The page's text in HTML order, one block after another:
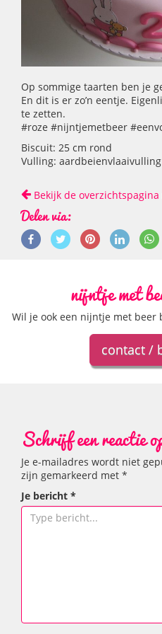
Op sommige taarten ben je
En dit is er zo’n eentje.
te zetten.
#roze #nijntjemetbeer
Biscuit: 25 cm rond
Vulling:
Bekijk de
Delen via:
nijntje met
Wil je ook een nijntje met beer
contact /
Schrijf een reactie
Je e-mailadres wordt niet
zijn gemarkeerd met *
Je bericht *